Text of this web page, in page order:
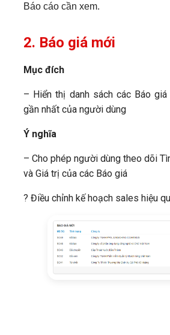
Báo cáo cần xem.
2. Báo giá mới
Mục đích
– Hiển thị danh sách các Báo
gần nhất của người dùng
Ý nghĩa
– Cho phép người dùng theo dõi
và Giá trị của các Báo giá
​? Điều chỉnh kế hoạch sales hiệu